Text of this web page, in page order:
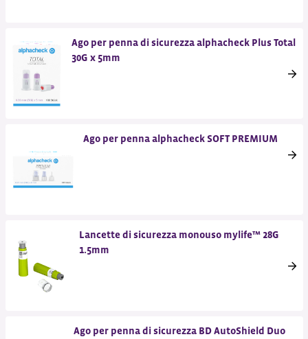
Ago per penna di sicurezza alphacheck Plus Total
30G x 5mm
Ago per penna alphacheck SOFT PREMIUM
Lancette di sicurezza monouso mylife™ 28G
1.5mm
Ago per penna di sicurezza BD AutoShield Duo